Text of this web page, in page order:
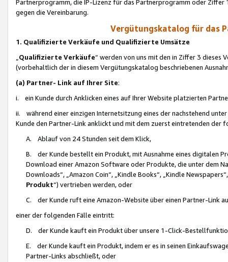
Partnerprogramm, die IP-Lizenz für das Partnerprogramm oder
gegen die Vereinbarung.
Vergütungskatalog für das
1. Qualifizierte Verkäufe und Qualifizierte Umsätze
Qualifizierte Verkäufe“ werden von uns mit den in Ziffer 3
(vorbehaltlich der in diesem Vergütungskatalog beschriebenen
(a) Partner- Link auf Ihrer Site:
i. ein Kunde durch Anklicken eines auf Ihrer Website platzierten
ii. während einer einzigen Internetsitzung eines der nachstehend
Kunde den Partner-Link anklickt und mit dem zuerst eintretenden der
A. Ablauf von 24 Stunden seit dem Klick,
B. der Kunde bestellt ein Produkt, mit Ausnahme eines digitalen
Download einer Amazon Software oder Produkte, die unter dem
Downloads“, „Amazon Coin“, „Kindle Books“, „Kindle
Produkt“) vertrieben werden, oder
C. der Kunde ruft eine Amazon-Website über einen Partner-Link
einer der folgenden Fälle eintritt:
D. der Kunde kauft ein Produkt über unsere 1-Click-
E. der Kunde kauft ein Produkt, indem er es in seinen
Partner-Links abschließt, oder